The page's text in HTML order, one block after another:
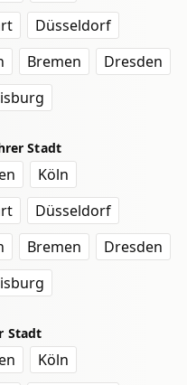
Düsseldorf
Bremen
Dresden
Stadt
Köln
Düsseldorf
Bremen
Dresden
Stadt
Köln